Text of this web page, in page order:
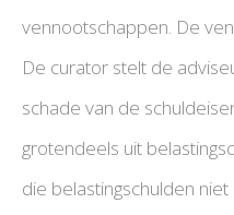
vennootschappen. De
De curator stelt de
schade van de
grotendeels uit
die belastingschulden